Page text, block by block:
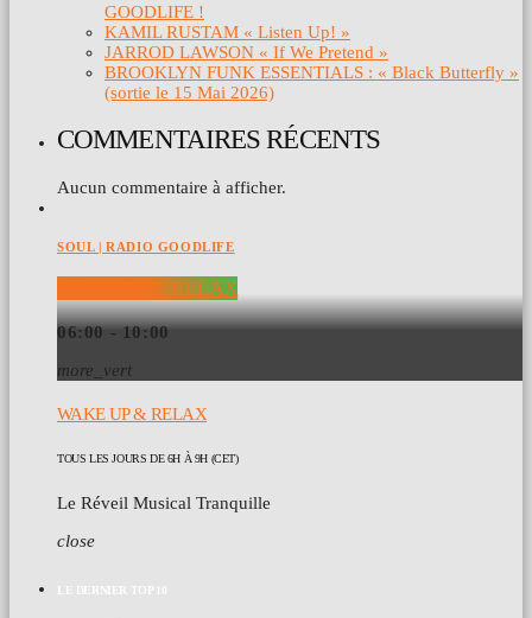
GOODLIFE !
KAMIL RUSTAM « Listen Up! »
JARROD LAWSON « If We Pretend »
BROOKLYN FUNK ESSENTIALS : « Black Butterfly »
(sortie le 15 Mai 2026)
COMMENTAIRES RÉCENTS
Aucun commentaire à afficher.
SOUL | RADIO GOODLIFE
WAKE UP & RELAX
06:00 - 10:00
more_vert
WAKE UP & RELAX
TOUS LES JOURS DE 6H À 9H (CET)
Le Réveil Musical Tranquille
close
LE DERNIER TOP 10